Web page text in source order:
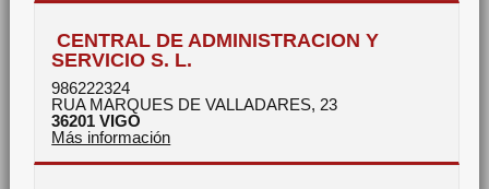
CENTRAL DE ADMINISTRACION Y
SERVICIO S. L.
986222324
RUA MARQUES DE VALLADARES, 23
36201 VIGO
Más información